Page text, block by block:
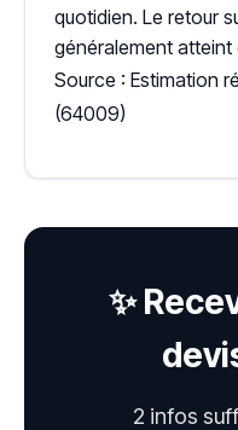
quotidien. Le retour
généralement atteint
Source : Estimation
(64009)
✨
2 infos